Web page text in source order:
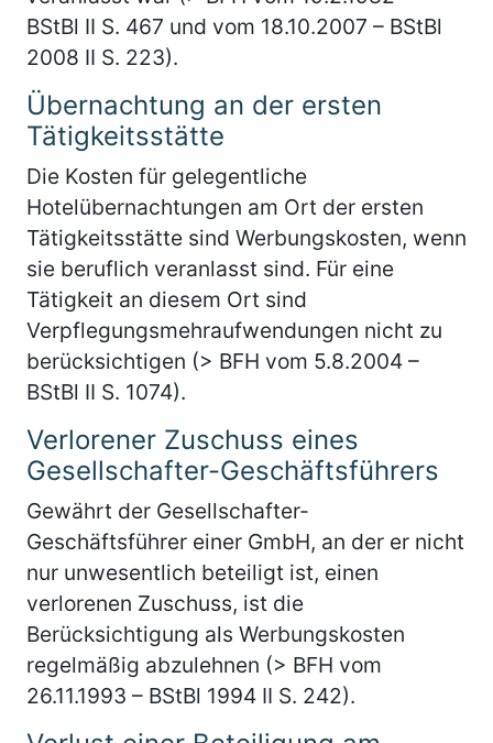
BStBl II S. 467 und vom 18.10.2007 – BStBl
2008 II S. 223).
Übernachtung an der ersten
Tätigkeitsstätte
Die Kosten für gelegentliche
Hotelübernachtungen am Ort der ersten
Tätigkeitsstätte sind Werbungskosten, wenn
sie beruflich veranlasst sind. Für eine
Tätigkeit an diesem Ort sind
Verpflegungsmehraufwendungen nicht zu
berücksichtigen (> BFH vom 5.8.2004 –
BStBl II S. 1074).
Verlorener Zuschuss eines
Gesellschafter-Geschäftsführers
Gewährt der Gesellschafter-
Geschäftsführer einer GmbH, an der er nicht
nur unwesentlich beteiligt ist, einen
verlorenen Zuschuss, ist die
Berücksichtigung als Werbungskosten
regelmäßig abzulehnen (> BFH vom
26.11.1993 – BStBl 1994 II S. 242).